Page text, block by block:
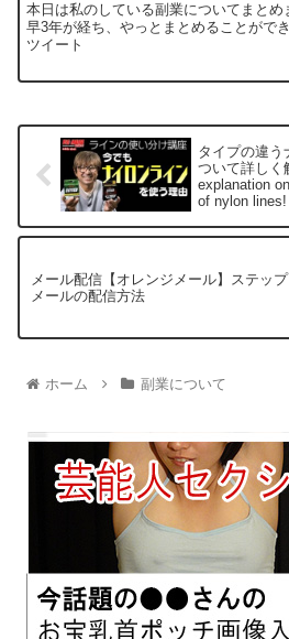
本日は私のしている副業についてまとめ
早3年が経ち、やっとまとめることがで
ツイート
タイプの違う
ついて詳しく
explanation
of nylon lines!
メール配信【オレンジメール】ステップ
メールの配信方法
ホーム 副業について